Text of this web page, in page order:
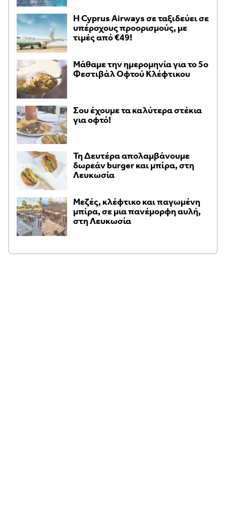
H Cyprus Airways σε ταξιδεύει σε
υπέροχους προορισμούς, με
τιμές από €49!
Μάθαμε την ημερομηνία για το 5ο
Φεστιβάλ Οφτού Κλέφτικου
Σου έχουμε τα καλύτερα στέκια
για οφτό!
Τη Δευτέρα απολαμβάνουμε
δωρεάν burger και μπίρα, στη
Λευκωσία
Μεζές, κλέφτικο και παγωμένη
μπίρα, σε μια πανέμορφη αυλή,
στη Λευκωσία